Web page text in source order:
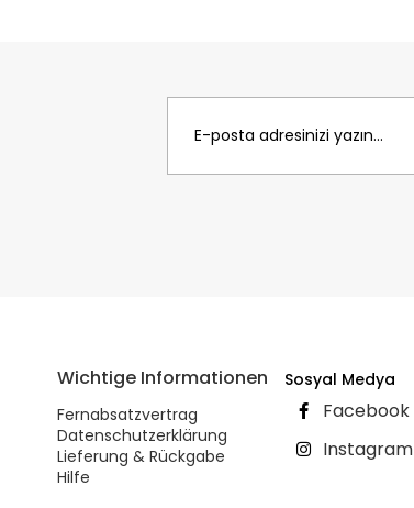
Wichtige Informationen
Fernabsatzvertrag
Datenschutzerklärung
Lieferung & Rückgabe
Hilfe
Sosyal Medya
Facebook
Instagram